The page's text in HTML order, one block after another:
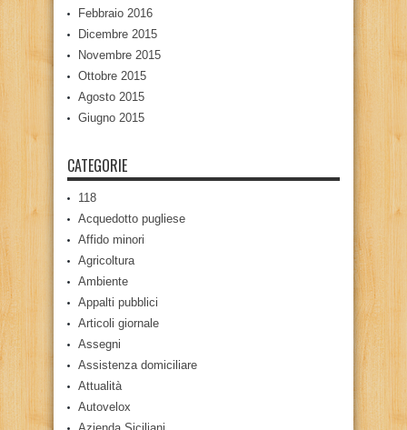
Febbraio 2016
Dicembre 2015
Novembre 2015
Ottobre 2015
Agosto 2015
Giugno 2015
CATEGORIE
118
Acquedotto pugliese
Affido minori
Agricoltura
Ambiente
Appalti pubblici
Articoli giornale
Assegni
Assistenza domiciliare
Attualità
Autovelox